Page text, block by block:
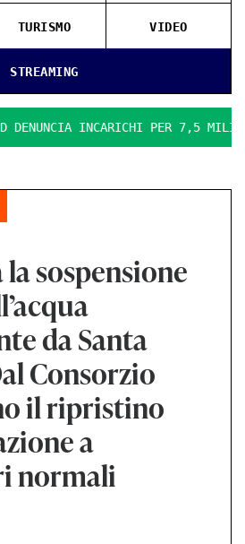
STREAMING
TURISMO VIDEO
INCARICHI PER 7,5 MILIONI
sospensione
da Santa
Consorzio
il ripristino
a
normali